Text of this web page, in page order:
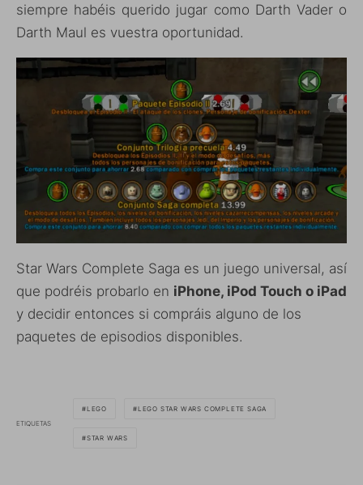
siempre habéis querido jugar como Darth Vader o
Darth Maul es vuestra oportunidad.
Star Wars Complete Saga es un juego universal, así
que podréis probarlo en iPhone, iPod Touch o iPad
y decidir entonces si compráis alguno de los
paquetes de episodios disponibles.
ETIQUETAS
LEGO LEGO STAR WARS COMPLETE SAGA
STAR WARS